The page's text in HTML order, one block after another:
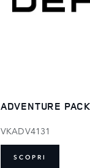
ADVENTURE
VKADV4131
SCOPRI